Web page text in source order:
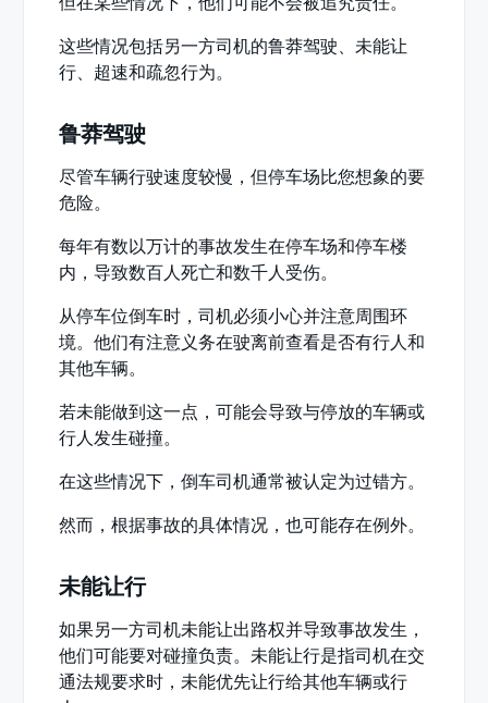
这些情况包括另一方司机的鲁莽驾驶、未能让
行、超速和疏忽行为。
鲁莽驾驶
尽管车辆行驶速度较慢，但停车场比您想象的要
危险。
每年有数以万计的事故发生在停车场和停车楼
内，导致数百人死亡和数千人受伤。
从停车位倒车时，司机必须小心并注意周围环
境。他们有注意义务在驶离前查看是否有行人和
其他车辆。
若未能做到这一点，可能会导致与停放的车辆或
行人发生碰撞。
在这些情况下，倒车司机通常被认定为过错方。
然而，根据事故的具体情况，也可能存在例外。
未能让行
如果另一方司机未能让出路权并导致事故发生，
他们可能要对碰撞负责。未能让行是指司机在交
通法规要求时，未能优先让行给其他车辆或行